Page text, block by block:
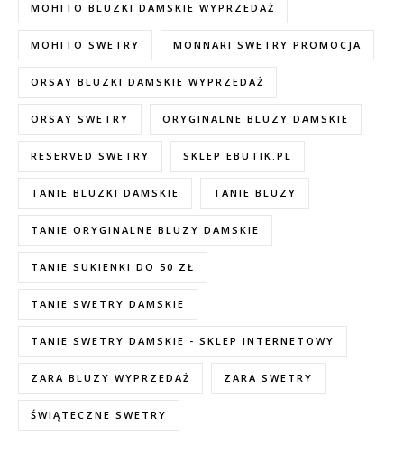
MOHITO BLUZKI DAMSKIE WYPRZEDAŻ
MOHITO SWETRY MONNARI SWETRY PROMOCJA
ORSAY BLUZKI DAMSKIE WYPRZEDAŻ
ORSAY SWETRY ORYGINALNE BLUZY DAMSKIE
RESERVED SWETRY SKLEP EBUTIK.PL
TANIE BLUZKI DAMSKIE TANIE BLUZY
TANIE ORYGINALNE BLUZY DAMSKIE
TANIE SUKIENKI DO 50 ZŁ
TANIE SWETRY DAMSKIE
TANIE SWETRY DAMSKIE - SKLEP INTERNETOWY
ZARA BLUZY WYPRZEDAŻ ZARA SWETRY
ŚWIĄTECZNE SWETRY